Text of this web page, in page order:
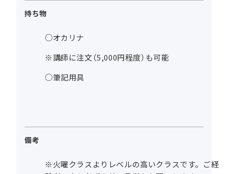
持ち物
○オカリナ
※講師に注文（5,000円程度）も可能
○筆記用具
備考
※火曜クラスよりレベルの高いクラスです。ご経